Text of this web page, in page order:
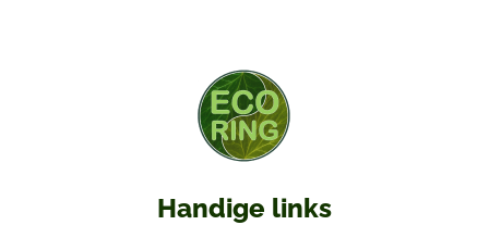
Handige links